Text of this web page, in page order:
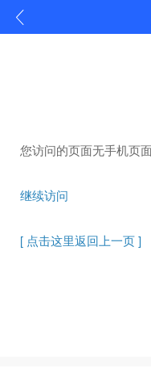
您访问的页面无手机页
继续访问
[ 点击这里返回上一页 ]